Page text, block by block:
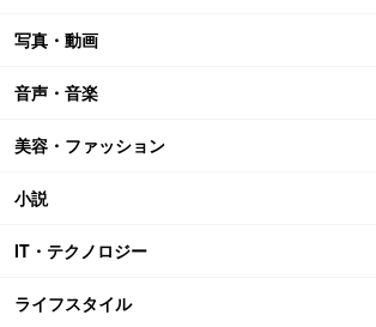
写真・動画
音声・音楽
美容・ファッション
小説
IT・テクノロジー
ライフスタイル